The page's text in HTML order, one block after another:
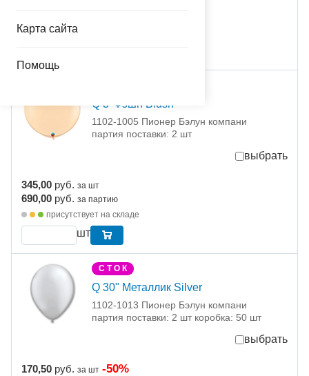
Карта сайта
Помощь
присутствует на складе
Q 3' Фэшн Blush
1102-1005 Пионер Бэлун компани
партия поставки: 2 шт
выбрать
345,00 руб. за шт
690,00 руб. за партию
присутствует на складе
шт
С Т О К
Q 30" Металлик Silver
1102-1013 Пионер Бэлун компани
партия поставки: 2 шт коробка: 50 шт
выбрать
170,50 руб. за шт -50%